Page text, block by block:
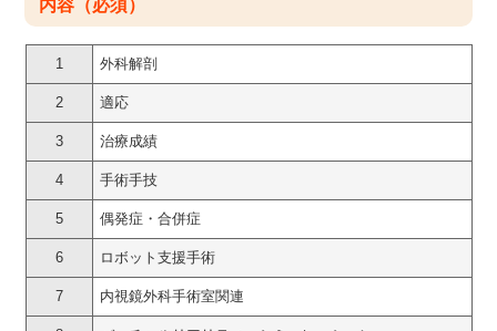
内容（必須）
1 外科解剖
2 適応
3 治療成績
4 手術手技
5 偶発症・合併症
6 ロボット支援手術
7 内視鏡外科手術室関連